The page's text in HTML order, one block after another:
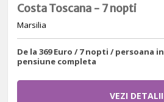
Costa Toscana - 7 nopti
Marsilia
De la 369 Euro / 7 nopti / persoana
pensiune completa
VEZI DETALII